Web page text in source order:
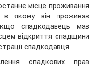
місце проживання
якому він проживав
спадкодавець мав
відкриття спадщини
спадкодавця.
спадкових прав